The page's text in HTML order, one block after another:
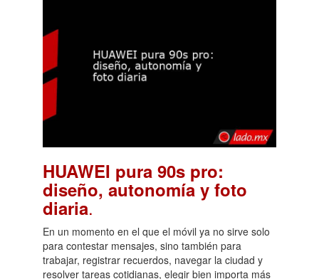
HUAWEI pura 90s pro:
diseño, autonomía y foto
diaria.
En un momento en el que el móvil ya no sirve solo
para contestar mensajes, sino también para
trabajar, registrar recuerdos, navegar la ciudad y
resolver tareas cotidianas, elegir bien importa más